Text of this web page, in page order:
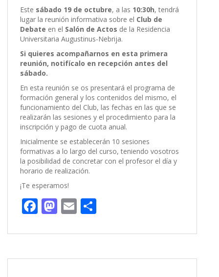
Este sábado 19 de octubre, a las 10:30h, tendrá
lugar la reunión informativa sobre el Club de
Debate en el Salón de Actos de la Residencia
Universitaria Augustinus-Nebrija.
Si quieres acompañarnos en esta primera
reunión, notifícalo en recepción antes del
sábado.
En esta reunión se os presentará el programa de
formación general y los contenidos del mismo, el
funcionamiento del Club, las fechas en las que se
realizarán las sesiones y el procedimiento para la
inscripción y pago de cuota anual.
Inicialmente se establecerán 10 sesiones
formativas a lo largo del curso, teniendo vosotros
la posibilidad de concretar con el profesor el día y
horario de realización.
¡Te esperamos!
F
e
b
M
to
d
E
ai
l
m
p